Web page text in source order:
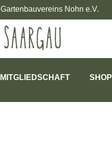
Nohn e.V.
MITGLIEDSCHAFT SHOP